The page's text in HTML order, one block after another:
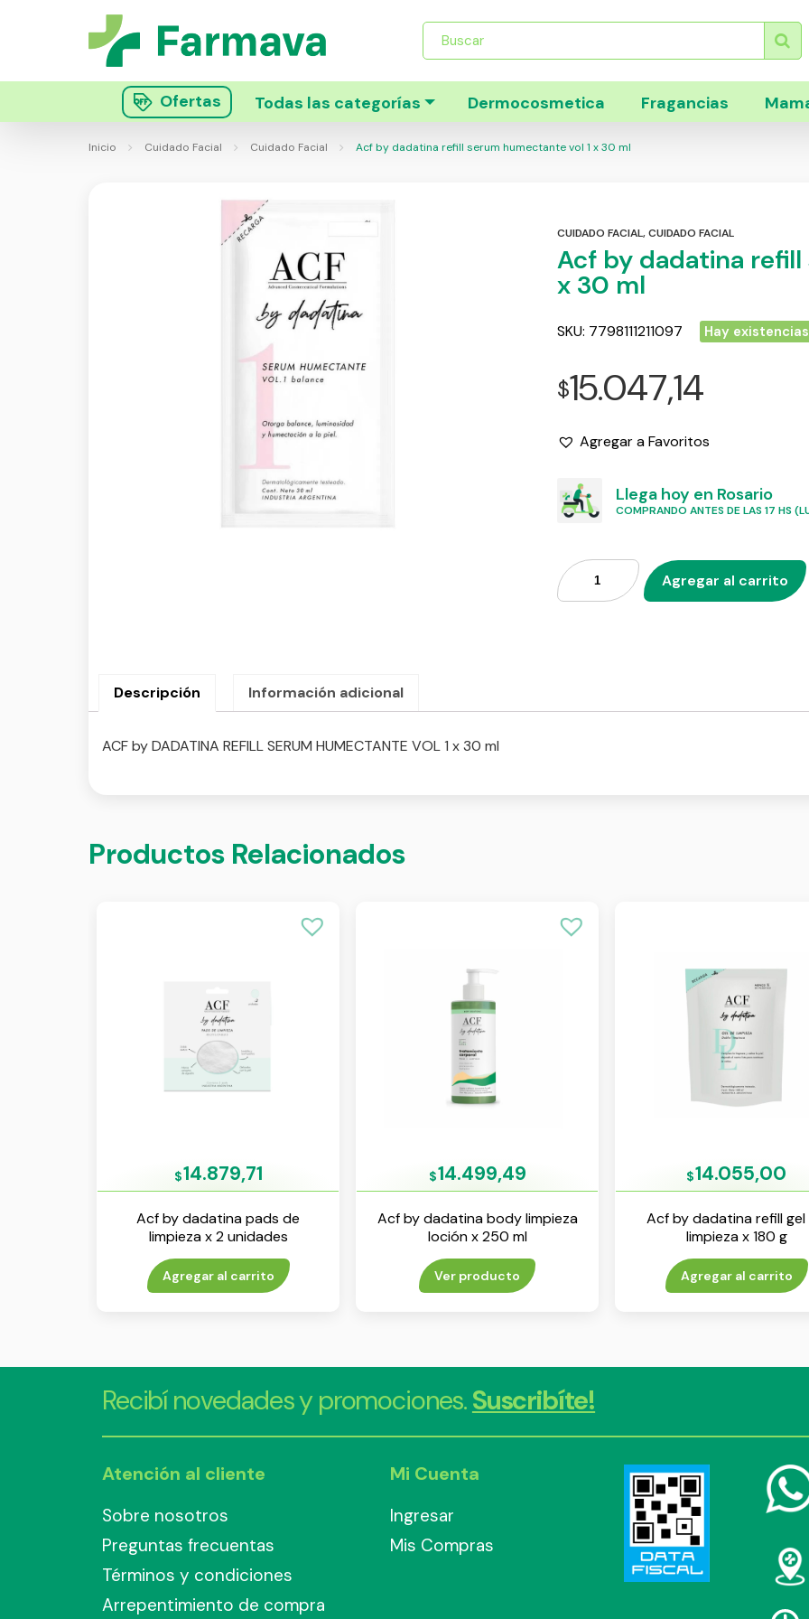
Búsqueda
productos
Ofertas Todas las categorías Dermocosmetica Fragancias
Inicio Cuidado Facial Cuidado Facial Acf by dadatina refill serum humectante vol 1 x 30 ml
CUIDADO FACIAL,CUIDADO FACIAL
Acf by dadatina
x 30 ml
SKU: 7798111211097 Hay existencias
$15.047,14
Agregar a Favoritos
Llega hoy en Rosario
COMPRANDO ANTES DE LAS 17 HS
Agregar al carrito
Descripción Información adicional
ACF by DADATINA REFILL SERUM HUMECTANTE VOL 1 x 30 ml
Productos Relacionados
$14.879,71
Acf by dadatina pads de
limpieza x 2 unidades
Agregar al carrito
$14.499,49
Acf by dadatina body limpieza
loción x 250 ml
Ver producto
$14.055,00
Acf by dadatina refill gel
limpieza x 180 g
Agregar al carrito
Recibí novedades y promociones.Suscribíte!
Atención al cliente
Sobre nosotros
Preguntas frecuentas
Términos y condiciones
Arrepentimiento de compra
Mi Cuenta
Ingresar
Mis Compras